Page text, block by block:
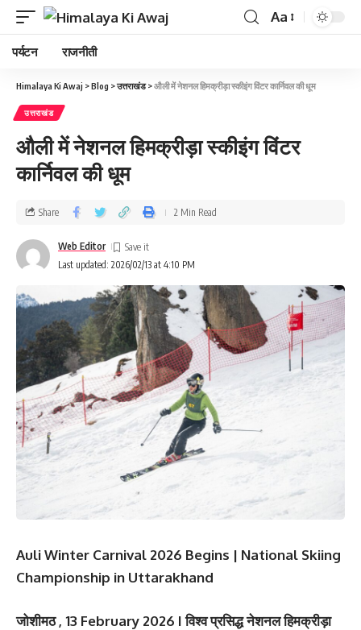
Aa
पर्यटन राजनीती
Himalaya Ki Awaj >Blog >उत्तराखंड>औली में नेशनल हिमक्रीड़ा स्कीइंग विंटर कार्निवल की धूम
उत्तराखंड
औली में नेशनल हिमक्रीड़ा स्कीइंग विंटर
कार्निवल की धूम
Last updated: 2026/02/13 at 4:10 PM
Web Editor
Share 2 Min Read
Auli Winter Carnival 2026 Begins | National Skiing
Championship in Uttarakhand
जोशीमठ , 13 February 2026 I विश्व प्रसिद्ध नेशनल हिमक्रीड़ा